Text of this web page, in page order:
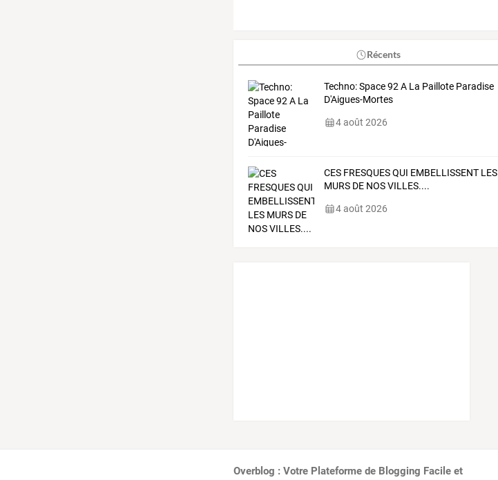
Récents
Techno: Space 92 A La Paillote Paradise
D'Aigues-Mortes
4 août 2026
CES FRESQUES QUI EMBELLISSENT LES
MURS DE NOS VILLES....
4 août 2026
Overblog : Votre Plateforme de Blogging Facile et